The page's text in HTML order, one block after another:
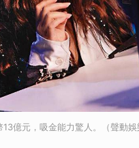
億元，吸金能力驚人。（聲動